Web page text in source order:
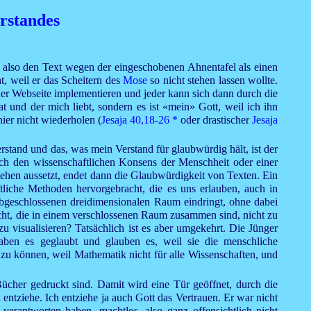
den Text wegen der eingeschobenen Ahnentafel als einen
weil er das Scheitern des Moseso nicht stehen lassen wollte.
Webseite implementieren und jeder kann sich dann durch die
und der mich liebt, sondern es ist «mein» Gott, weil ich ihn
nicht wiederholen (Jesaja 40,18-26 * oder drastischerJesaja
und das, was mein Verstand für glaubwürdig hält, ist der
den wissenschaftlichen Konsens der Menschheit oder einer
aussetzt, endet dann die Glaubwürdigkeit von Texten. Ein
Methoden hervorgebracht, die es uns erlauben, auch in
dreidimensionalen Raum eindringt, ohne dabei
die in einem verschlossenen Raum zusammen sind, nicht zu
visualisieren? Tatsächlich ist es aber umgekehrt. Die Jünger
es geglaubt und glauben es, weil sie die menschliche
können, weil Mathematik nicht für alle Wissenschaften, und
gedruckt sind. Damit wird eine Tür geöffnet, durch die
Ich entziehe ja auch Gott das Vertrauen. Er war nicht